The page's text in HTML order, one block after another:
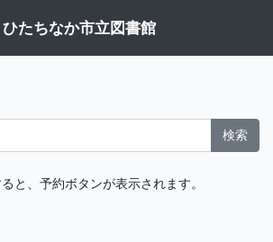
ひたちなか市立図書館
検索
と、予約ボタンが表示されます。